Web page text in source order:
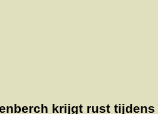
krijgt rust